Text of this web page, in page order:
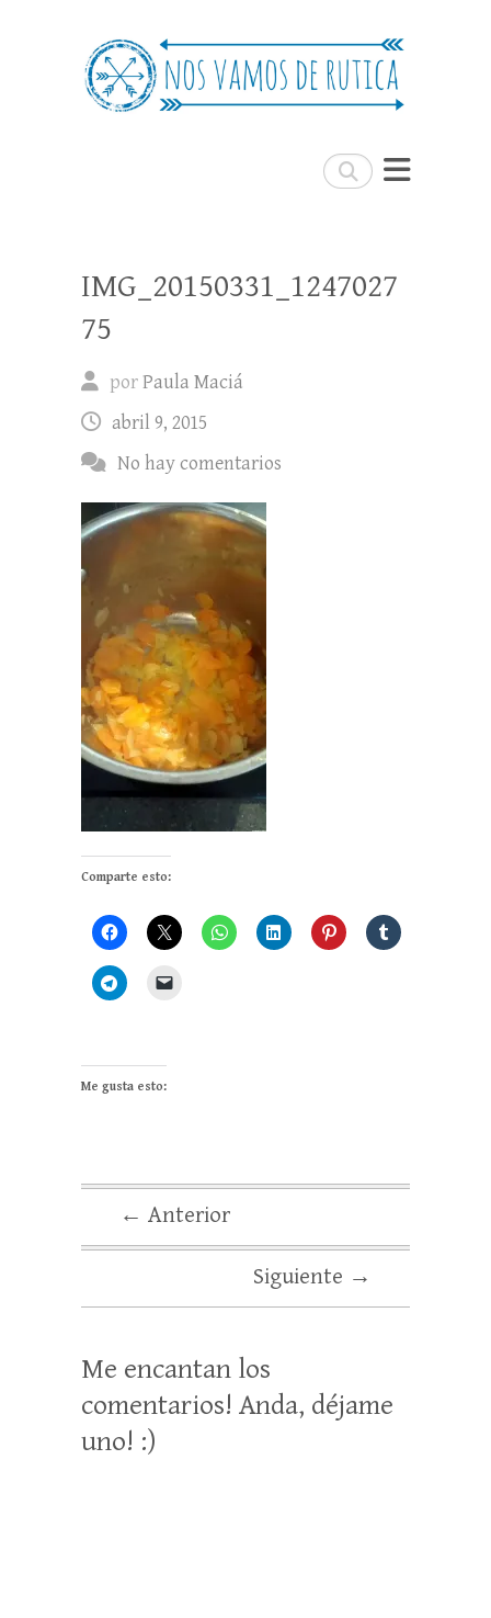
Buscar
Nos Vamos de Rutica
IMG_20150331_1247027
75
porPaula Maciá
abril 9, 2015
No hay comentarios
Comparte esto:
Me gusta esto:
← Anterior
Siguiente →
Me encantan los
comentarios! Anda, déjame
uno! :)